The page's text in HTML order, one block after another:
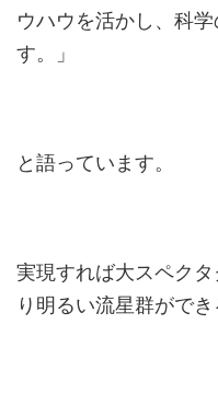
ウハウを活かし、科
す。」
と語っています。
実現すれば大スペク
り明るい流星群ができ